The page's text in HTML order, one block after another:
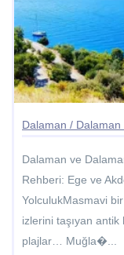
Dalaman /
Dalaman ve
Rehberi: Ege ve
YolculukMasmavi
izlerini taşıyan
plajlar… Muğla�...